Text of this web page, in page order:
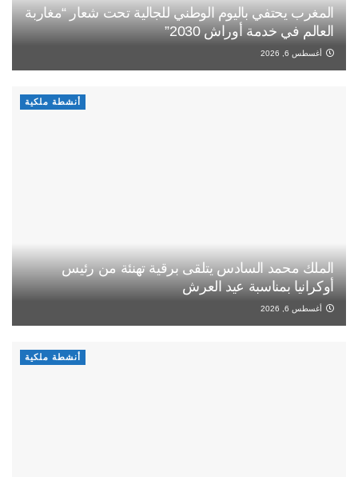
المغرب يحتفي باليوم الوطني للجالية تحت شعار “مغاربة
العالم في خدمة أوراش 2030”
أغسطس 6, 2026
أنشطة ملكية
الملك محمد السادس يتلقى برقية تهنئة من رئيس
أوكرانيا بمناسبة عيد العرش
أغسطس 6, 2026
أنشطة ملكية